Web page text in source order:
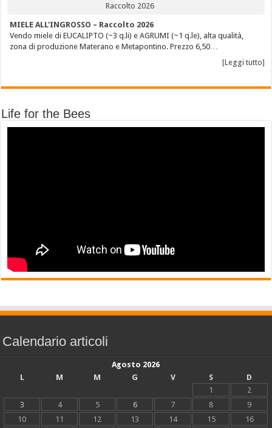
MIELE ALL'INGROSSO – Raccolto 2026
Vendo miele di EUCALIPTO (~3 q.li) e AGRUMI (~1 q.le), alta qualità,
zona di produzione Materano e Metapontino. Prezzo 6,50…
[Leggi tutto]
Life for the Bees
Calendario articoli
Agosto 2026
L
M M G V S
D
1
2
3
4 5 6 7 8
9
10
11 12 13 14 15
16